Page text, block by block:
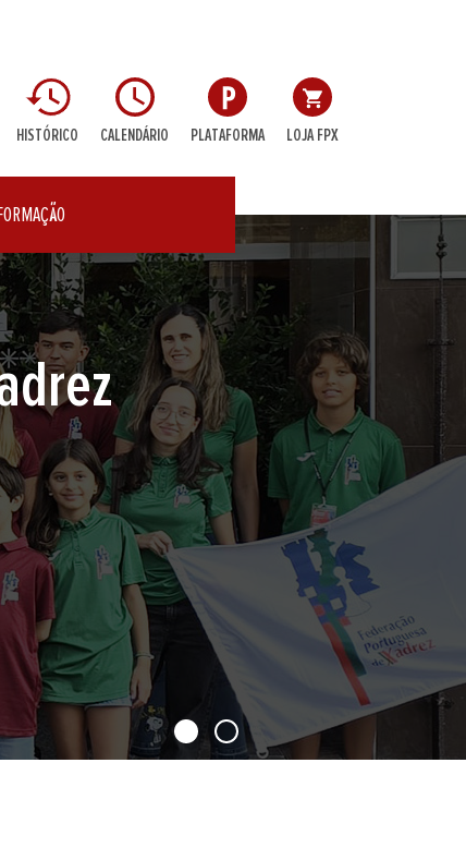
HISTÓRICO CALENDÁRIO PLATAFORMA LOJA FPX
FORMAÇÃO